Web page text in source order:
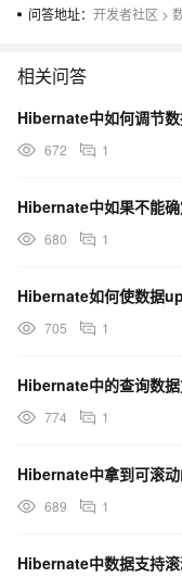
问答地址： 开发者社区 >
相关问答
Hibernate中如何调节数
672 1
Hibernate中如果不能确
680 1
Hibernate如何使数据
705 1
Hibernate中的查询数据
774 1
Hibernate中拿到可滚动
689 1
Hibernate中数据支持滚